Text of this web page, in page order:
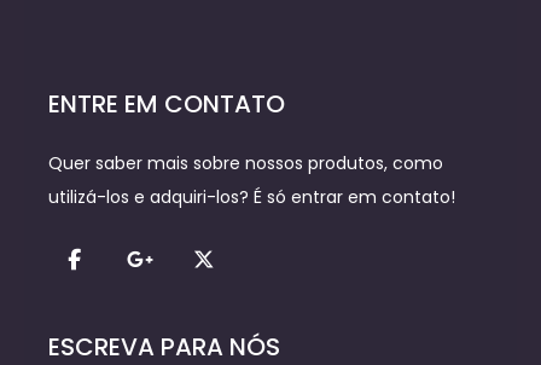
ENTRE EM CONTATO
Quer saber mais sobre nossos produtos, como
utilizá-los e adquiri-los? É só entrar em contato!
ESCREVA PARA NÓS